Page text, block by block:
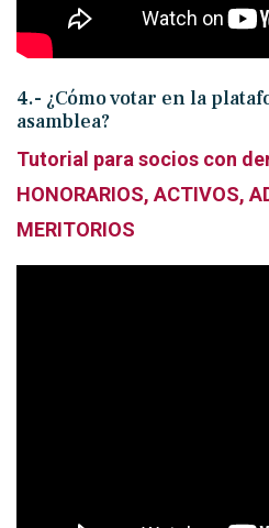
4.- ¿Cómo votar en la
asamblea?
Tutorial para socios con
HONORARIOS, ACTIVOS,
MERITORIOS